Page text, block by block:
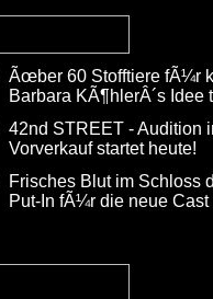
Ãœber 60 Stofftiere fÃ¼r
Barbara KÃ¶hlerÂ´s
42nd STREET - Audition
Vorverkauf startet heute!
Frisches Blut im Schloss
Put-In fÃ¼r die neue Cast